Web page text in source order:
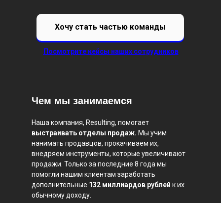
Хочу стать частью команды
Посмотрите кейсы наших сотрудников
Чем мы занимаемся
Наша компания, Resulting, помогает
выстраивать отделы продаж. Мы учим
нанимать продавцов, прокачиваем их,
внедряем инструменты, которые увеличивают
продажи. Только за последние 8 года мы
помогли нашим клиентам заработать
дополнительные 132 миллиардов рублей к их
обычному доходу.